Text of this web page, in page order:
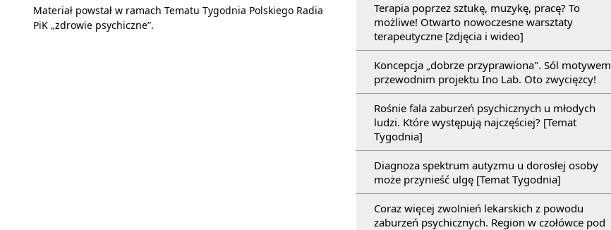
Terapia poprzez sztukę, muzykę, pracę? To
możliwe! Otwarto nowoczesne warsztaty
terapeutyczne [zdjęcia i wideo]
Koncepcja „dobrze przyprawiona". Sól motywem
przewodnim projektu Ino Lab. Oto zwycięzcy!
Rośnie fala zaburzeń psychicznych u młodych
ludzi. Które występują najczęściej? [Temat
Tygodnia]
Diagnoza spektrum autyzmu u dorosłej osoby
może przynieść ulgę [Temat Tygodnia]
Coraz więcej zwolnień lekarskich z powodu
zaburzeń psychicznych. Region w czołówce pod
Materiał powstał w ramach Tematu Tygodnia Polskiego Radia
PiK „zdrowie psychiczne”.